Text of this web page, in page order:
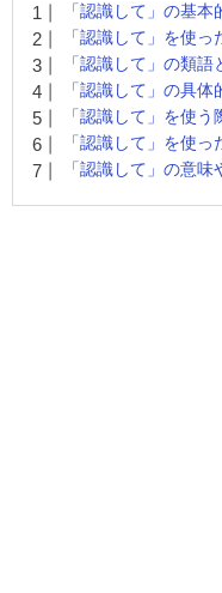
「認識して」の基
「認識して」を使っ
「認識して」の類語
「認識して」の具
「認識して」を使う
「認識して」を使
「認識して」の意